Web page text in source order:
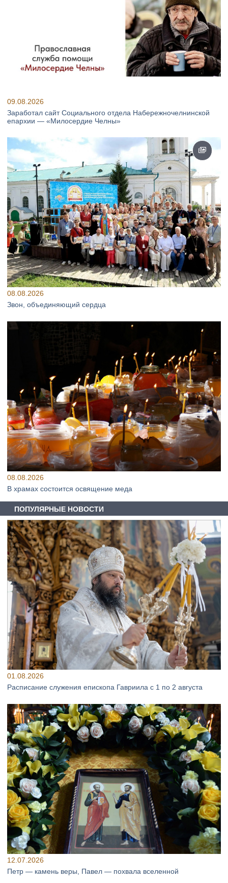
09.08.2026
Заработал сайт Социального отдела Набережночелнинской
епархии — «Милосердие Челны»
08.08.2026
Звон, объединяющий сердца
08.08.2026
В храмах состоится освящение меда
ПОПУЛЯРНЫЕ НОВОСТИ
01.08.2026
Расписание служения епископа Гавриила с 1 по 2 августа
12.07.2026
Петр — камень веры, Павел — похвала вселенной